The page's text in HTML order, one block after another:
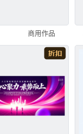
商用作品